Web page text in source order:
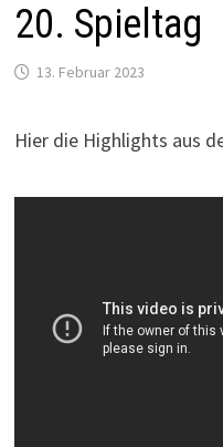
20. Spieltag
13. Februar 2023
Hier die Highlights aus